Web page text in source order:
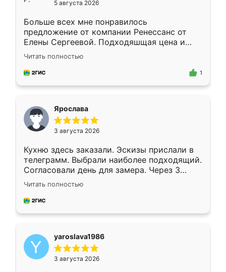
5 августа 2026
Больше всех мне понравилось
предложение от компании Ренессанс от
Елены Сергеевой. Подходяшщая цена и
короткие сроки изготовления. Приехавший
для замера сотрудник Владислав
предложил по моему эскизу самый
Читать полностью
1
Ярослава
3 августа 2026
Кухню здесь заказали. Эскизы прислали в
телеграмм. Выбрали наиболее подходящий.
Согласовали день для замера. Через 3
недели кухня была уже готова. Остались
довольны работой. Спасибо Ренессанс
мебель за качественную работу!
Читать полностью
yaroslava1986
3 августа 2026